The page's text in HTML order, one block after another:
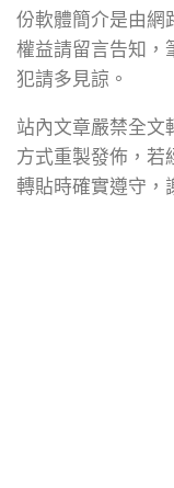
份軟體簡介是由網
權益請留言告知，
犯請多見諒。
站內文章嚴禁全文
方式重製發佈，若
轉貼時確實遵守，